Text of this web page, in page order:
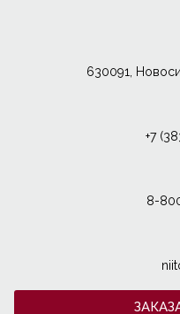
630091,
+7
8-